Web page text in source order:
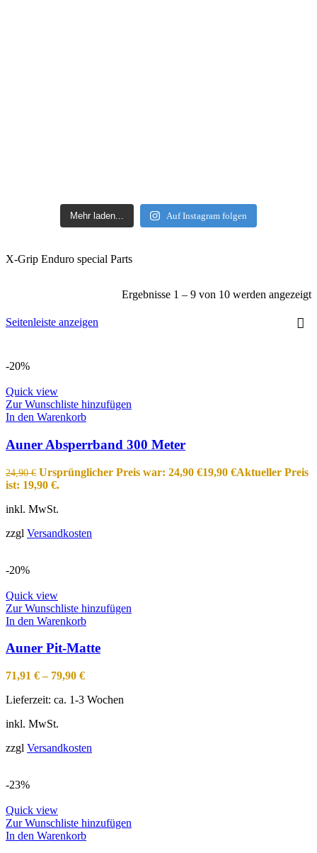
Mehr laden... Auf Instagram folgen
X-Grip Enduro special Parts
Ergebnisse 1 – 9 von 10 werden angezeigt
Seitenleiste anzeigen
-20%
Quick view
Zur Wunschliste hinzufügen
In den Warenkorb
Auner Absperrband 300 Meter
24,90€ Ursprünglicher Preis war: 24,90 €19,90 €Aktueller Preis
ist: 19,90 €.
inkl. MwSt.
zzgl Versandkosten
-20%
Quick view
Zur Wunschliste hinzufügen
In den Warenkorb
Auner Pit-Matte
71,91 €– 79,90 €
Lieferzeit: ca. 1-3 Wochen
inkl. MwSt.
zzgl Versandkosten
-23%
Quick view
Zur Wunschliste hinzufügen
In den Warenkorb